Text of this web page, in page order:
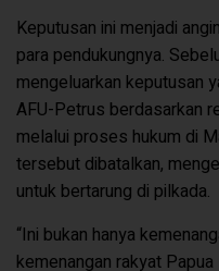
Keputusan ini menjadi
para pendukungnya.
mengeluarkan keputusan
AFU-Petrus berdasarkan
melalui proses hukum di
tersebut dibatalkan,
untuk bertarung di pilkada.
“Ini bukan hanya
kemenangan rakyat